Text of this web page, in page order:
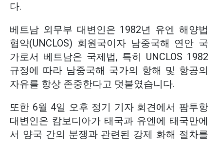
다.
베트남 외무부 대변인은 1982년 유엔 해양법
협약(UNCLOS) 회원국이자 남중국해 연안 국
가로서 베트남은 국제법, 특히 UNCLOS 1982
규정에 따라 남중국해 국가의 항해 및 항공의
자유를 항상 존중한다고 덧붙였습니다.
또한 6월 4일 오후 정기 기자 회견에서 팜투항
대변인은 캄보디아가 태국과 유엔에 태국만에
서 양국 간의 분쟁과 관련된 강제 화해 절차를